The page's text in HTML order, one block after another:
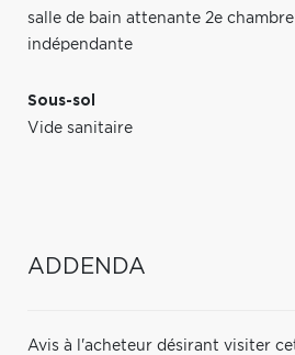
salle de bain attenante 2e chambre
indépendante
Sous-sol
Vide sanitaire
ADDENDA
Avis à l'acheteur désirant visiter